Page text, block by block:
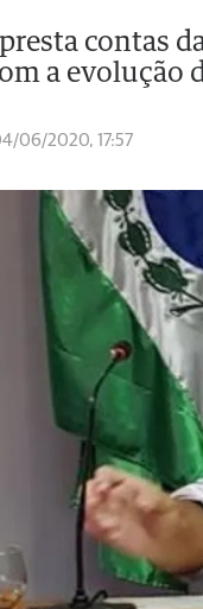
contas
a evolução
06/2020, 17:57